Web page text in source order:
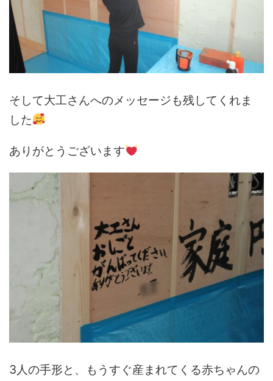
そして大工さんへのメッセージも残してくれま
した
ありがとうございます
3人の手形と、もうすぐ産まれてくる赤ちゃんの